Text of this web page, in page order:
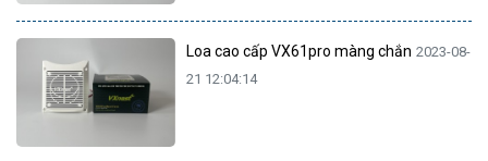
Loa cao cấp VX61pro màng chắn 2023-08-
21 12:04:14